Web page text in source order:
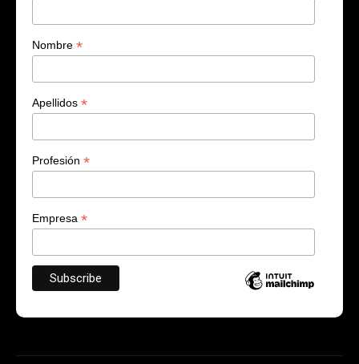
Nombre *
Apellidos *
Profesión *
Empresa *